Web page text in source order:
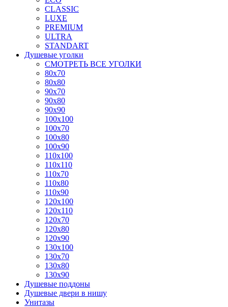
CLASSIC
LUXE
PREMIUM
ULTRA
STANDART
Душевые уголки
СМОТРЕТЬ ВСЕ УГОЛКИ
80x70
80x80
90x70
90x80
90x90
100x100
100x70
100x80
100x90
110x100
110x110
110x70
110x80
110x90
120x100
120x110
120x70
120x80
120x90
130x100
130x70
130x80
130x90
Душевые поддоны
Душевые двери в нишу
Унитазы